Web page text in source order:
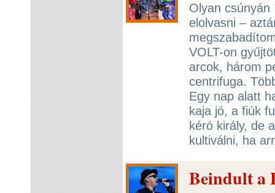
Olyan
elolvasni –
VOLT-on
arcok, három
centrifuga.
Egy nap alatt
kaja jó, a fiúk
kéró király, de
kultiválni, ha
Beindult a